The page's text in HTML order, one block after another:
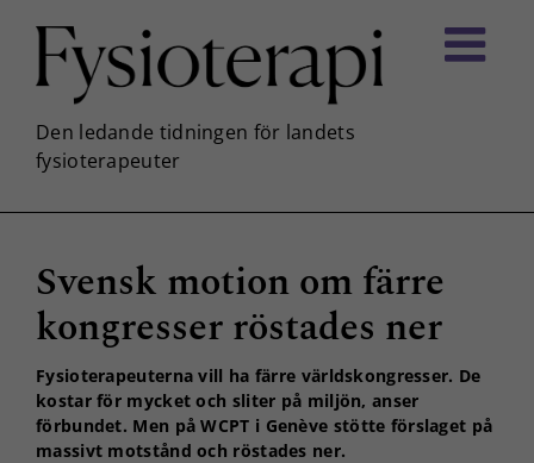
innehållet
Svensk motion om färre
kongresser röstades ner
Fysioterapeuterna vill ha färre världskongresser. De
kostar för mycket och sliter på miljön, anser
förbundet. Men på WCPT i Genève stötte förslaget på
massivt motstånd och röstades ner.